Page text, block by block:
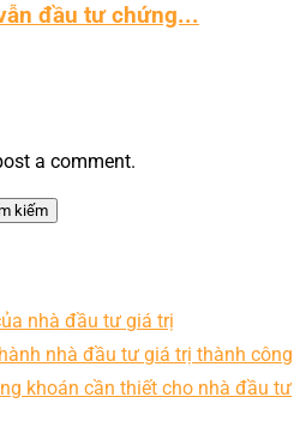
đầu tư chứng...
a comment.
nhà đầu tư giá trị
nhà đầu tư giá trị thành công
khoán cần thiết cho nhà đầu tư